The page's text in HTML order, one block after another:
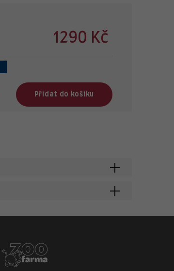
1290 Kč
Přidat do košíku